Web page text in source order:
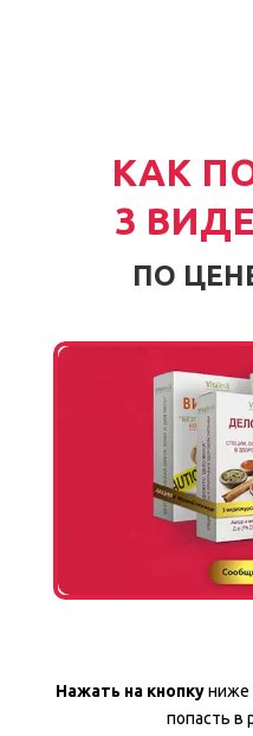
КАК
3
ПО
Нажать на кнопкуниже
попасть в